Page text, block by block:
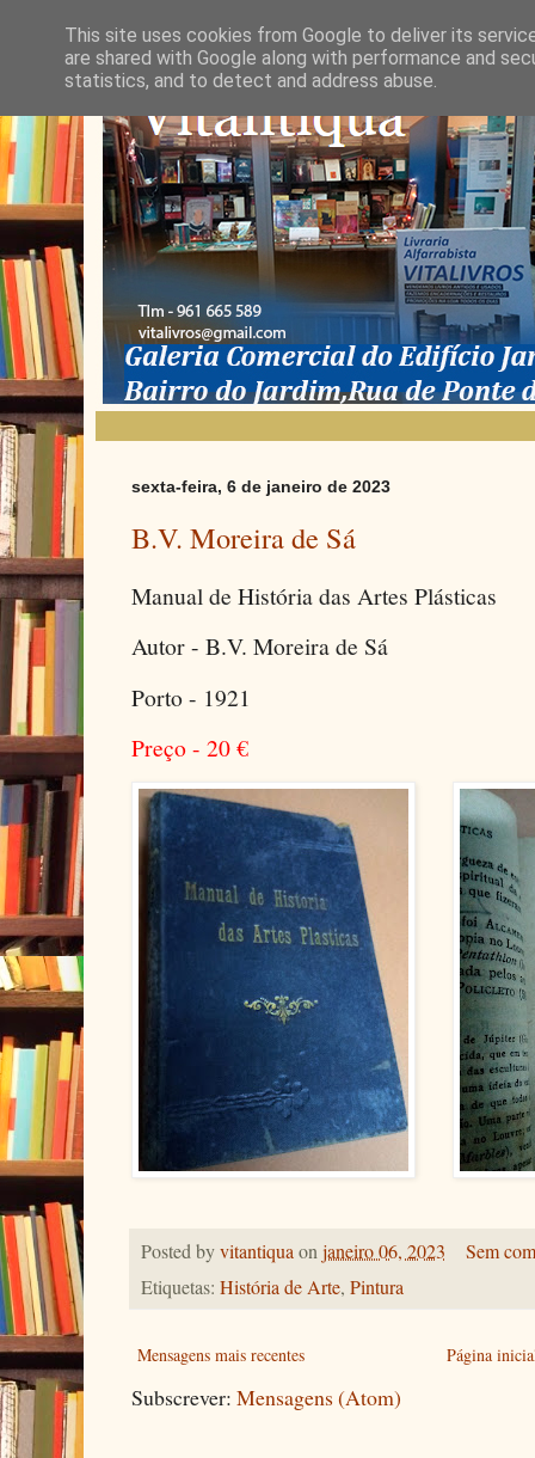
sexta-feira, 6 de janeiro de 2023
B.V. Moreira de Sá
Manual de História das Artes Plásticas
Autor - B.V. Moreira de Sá
Porto - 1921
Preço - 20€
Posted byvitantiquaonjaneiro 06, 2023
Sem
Etiquetas: História de Arte, Pintura
Mensagens mais recentes Página
Subscrever: Mensagens (Atom)
This site uses cookies from Google to deliver its
are shared with Google along with performance and
statistics, and to detect and address abuse.